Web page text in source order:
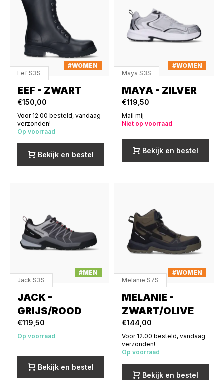
#WOMEN
Eef S3S
EEF - ZWART
€150,00
Voor 12.00 besteld, vandaag
verzonden!
Op voorraad
Bekijk en bestel
#WOMEN
Maya S3S
MAYA - ZILVER
€119,50
Mail mij
Niet op voorraad
Bekijk en bestel
#MEN
Jack S3S
JACK -
GRIJS/ROOD
€119,50
Op voorraad
Bekijk en bestel
#WOMEN
Melanie S7S
MELANIE -
ZWART/OLIVE
€144,00
Voor 12.00 besteld, vandaag
verzonden!
Op voorraad
Bekijk en bestel